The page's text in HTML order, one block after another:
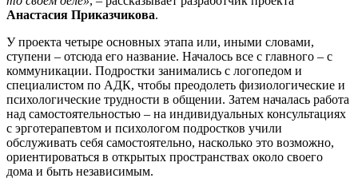
Анастасия Приказчикова.
У проекта четыре основных этапа или, иными словами,
ступени – отсюда его название. Началось все с главного – с
коммуникации. Подростки занимались с логопедом и
специалистом по АДК, чтобы преодолеть физиологические и
психологические трудности в общении. Затем началась работа
над самостоятельностью – на индивидуальных консультациях
с эрготерапевтом и психологом подростков учили
обслуживать себя самостоятельно, насколько это возможно,
ориентироваться в открытых пространствах около своего
дома и быть независимым.